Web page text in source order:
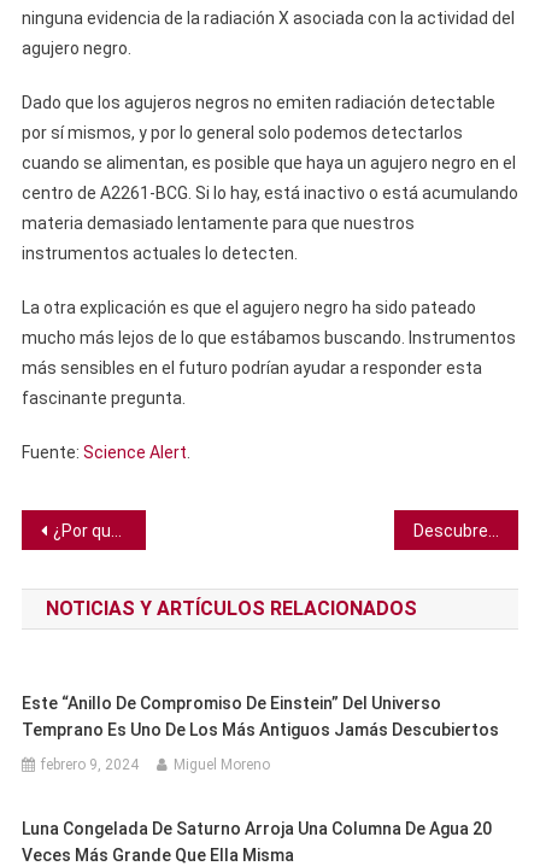
ninguna evidencia de la radiación X asociada con la actividad del
agujero negro.
Dado que los agujeros negros no emiten radiación detectable
por sí mismos, y por lo general solo podemos detectarlos
cuando se alimentan, es posible que haya un agujero negro en el
centro de A2261-BCG. Si lo hay, está inactivo o está acumulando
materia demasiado lentamente para que nuestros
instrumentos actuales lo detecten.
La otra explicación es que el agujero negro ha sido pateado
mucho más lejos de lo que estábamos buscando. Instrumentos
más sensibles en el futuro podrían ayudar a responder esta
fascinante pregunta.
Fuente: Science Alert
Navegación
de
entradas
¿Por qué prescindir de la carne no es una solución al cambio climático?
NOTICIAS Y ARTÍCULOS RELACIONADOS
Este “anillo De Compromiso De Einstein” Del Universo
Temprano Es Uno De Los Más Antiguos Jamás Descubiertos
febrero 9, 2024 Miguel Moreno
Luna Congelada De Saturno Arroja Una Columna De Agua 20
Veces Más Grande Que Ella Misma